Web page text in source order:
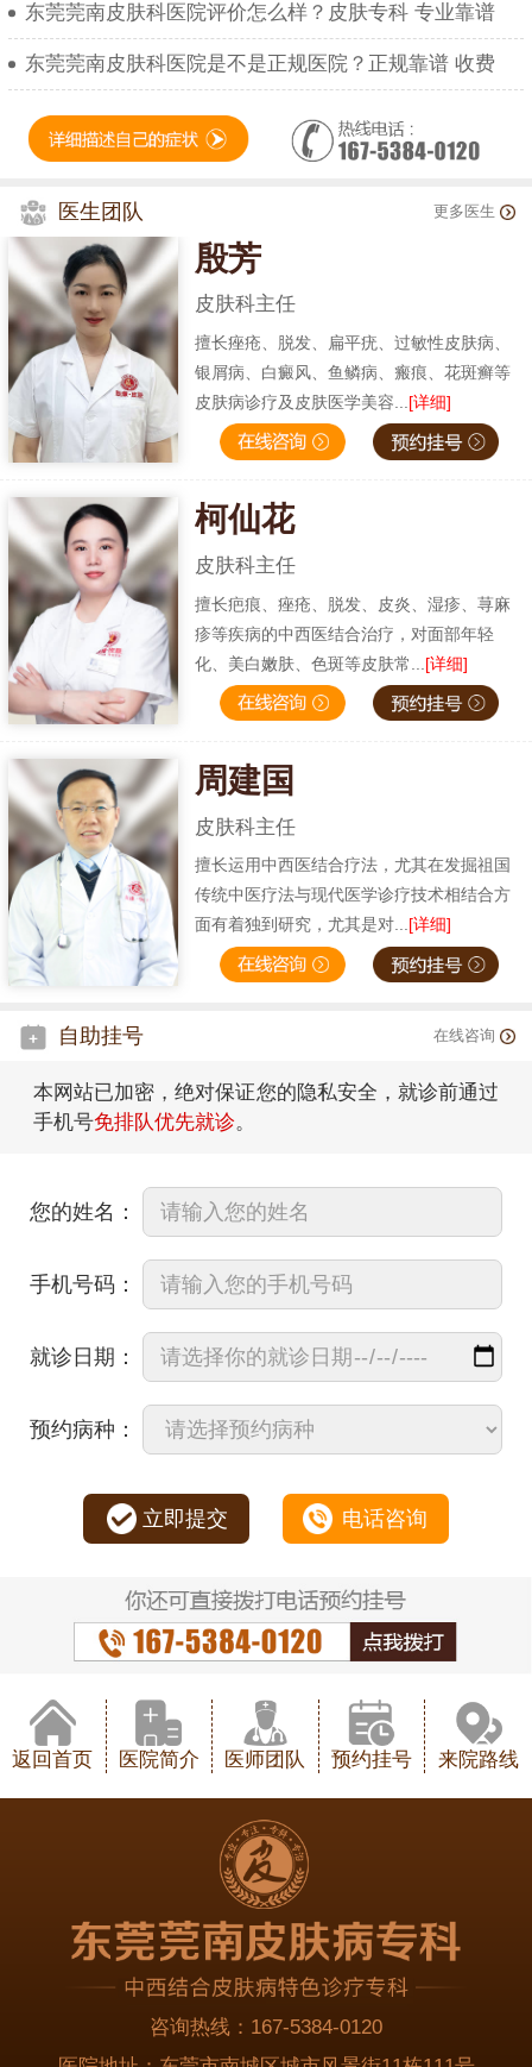
东莞莞南皮肤科医院评价怎么样？皮肤专科 专业靠谱
东莞莞南皮肤科医院是不是正规医院？正规靠谱 收费
医生团队 更多医生
殷芳
皮肤科主任
擅长痤疮、脱发、扁平疣、过敏性皮肤病、
银屑病、白癜风、鱼鳞病、瘢痕、花斑癣等
皮肤病诊疗及皮肤医学美容... [详细]
柯仙花
皮肤科主任
擅长疤痕、痤疮、脱发、皮炎、湿疹、荨麻
疹等疾病的中西医结合治疗，对面部年轻
化、美白嫩肤、色斑等皮肤常... [详细]
周建国
皮肤科主任
擅长运用中西医结合疗法，尤其在发掘祖国
传统中医疗法与现代医学诊疗技术相结合方
面有着独到研究，尤其是对...[详细]
自助挂号 在线咨询
本网站已加密，绝对保证您的隐私安全，就诊前通过
手机号免排队优先就诊。
您的姓名：
手机号码：
就诊日期：
预约病种：
立即提交 电话咨询
返回首页 医院简介 医师团队 预约挂号 来院路线
咨询热线： 167-5384-0120